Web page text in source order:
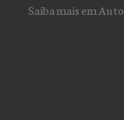
Saiba mais em